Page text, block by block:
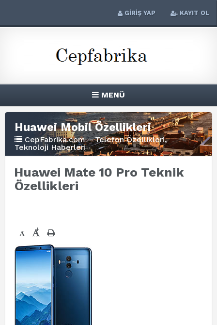
GİRİŞ YAP KAYIT OL
MENÜ
Huawei Mobil Özellikleri
CepFabrika.com – Telefon Özellikleri,
Teknoloji Haberleri
Huawei Mate 10 Pro Teknik
Özellikleri
- +